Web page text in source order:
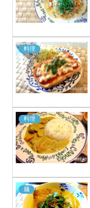
料理
料理
麺